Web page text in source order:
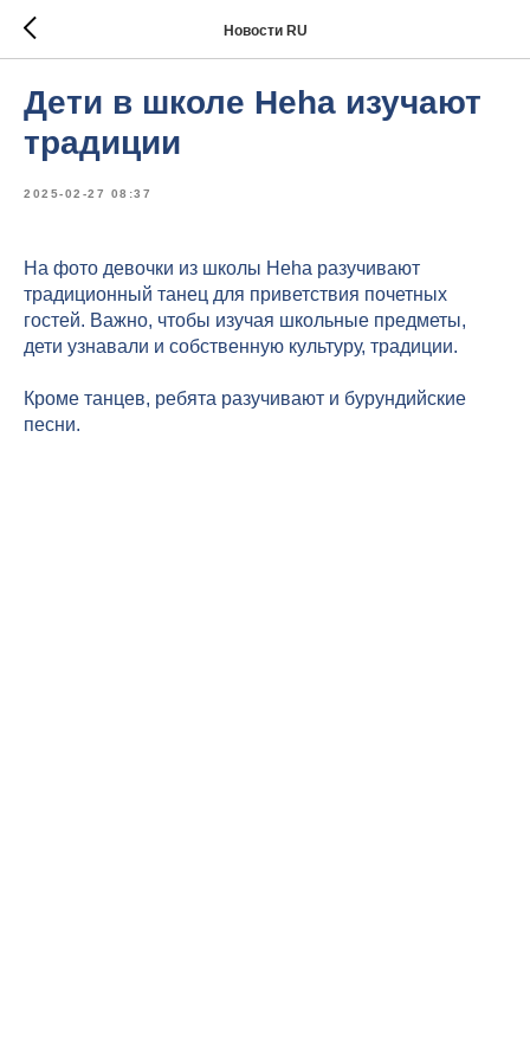
Новости RU
Дети в школе Heha изучают
традиции
2025-02-27 08:37
На фото девочки из школы Heha разучивают
традиционный танец для приветствия почетных
гостей. Важно, чтобы изучая школьные предметы,
дети узнавали и собственную культуру, традиции.
Кроме танцев, ребята разучивают и бурундийские
песни.